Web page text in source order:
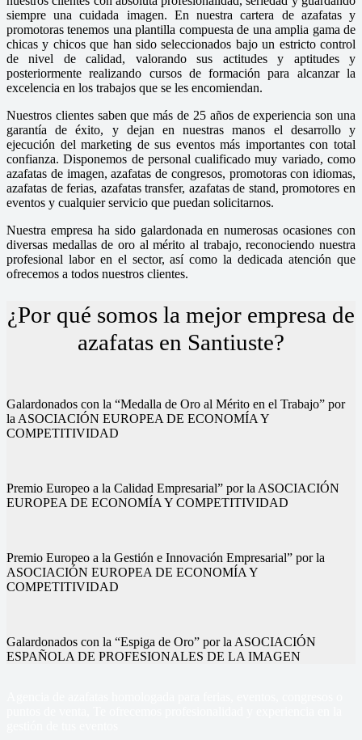
siempre una cuidada imagen. En nuestra cartera de azafatas y
promotoras tenemos una plantilla compuesta de una amplia gama de
chicas y chicos que han sido seleccionados bajo un estricto control
de nivel de calidad, valorando sus actitudes y aptitudes y
posteriormente realizando cursos de formación para alcanzar la
excelencia en los trabajos que se les encomiendan.
Nuestros clientes saben que más de 25 años de experiencia son una
garantía de éxito, y dejan en nuestras manos el desarrollo y
ejecución del marketing de sus eventos más importantes con total
confianza. Disponemos de personal cualificado muy variado, como
azafatas de imagen, azafatas de congresos, promotoras con idiomas,
azafatas de ferias, azafatas transfer, azafatas de stand, promotores en
eventos y cualquier servicio que puedan solicitarnos.
Nuestra empresa ha sido galardonada en numerosas ocasiones con
diversas medallas de oro al mérito al trabajo, reconociendo nuestra
profesional labor en el sector, así como la dedicada atención que
ofrecemos a todos nuestros clientes.
¿Por qué somos la mejor empresa de
azafatas en Santiuste?
Galardonados con la “Medalla de Oro al Mérito en el Trabajo” por
la ASOCIACIÓN EUROPEA DE ECONOMÍA Y
COMPETITIVIDAD
Premio Europeo a la Calidad Empresarial” por la ASOCIACIÓN
EUROPEA DE ECONOMÍA Y COMPETITIVIDAD
Premio Europeo a la Gestión e Innovación Empresarial” por la
ASOCIACIÓN EUROPEA DE ECONOMÍA Y
COMPETITIVIDAD
Galardonados con la “Espiga de Oro” por la ASOCIACIÓN
ESPAÑOLA DE PROFESIONALES DE LA IMAGEN